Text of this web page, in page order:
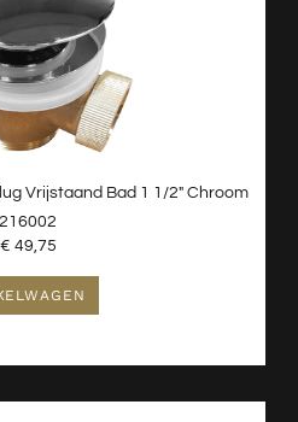
Vrijstaand Bad 1 1/2″ Chroom
216002
€ 49,75